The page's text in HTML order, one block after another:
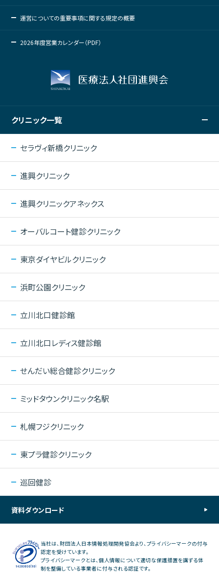
運営についての重要事項に関する規定の概要
2026年度営業カレンダー（PDF）
クリニック一覧
セラヴィ新橋クリニック
進興クリニック
進興クリニックアネックス
オーバルコート健診クリニック
東京ダイヤビルクリニック
浜町公園クリニック
立川北口健診館
立川北口レディス健診館
せんだい総合健診クリニック
ミッドタウンクリニック名駅
札幌フジクリニック
東プラ健診クリニック
巡回健診
資料ダウンロード
当社は、財団法人日本情報処理開発協会より、プライバシーマークの付与
認定を受けています。
プライバシーマークとは、個人情報について適切な保護措置を講ずる体
制を整備している事業者に付与される認証です。